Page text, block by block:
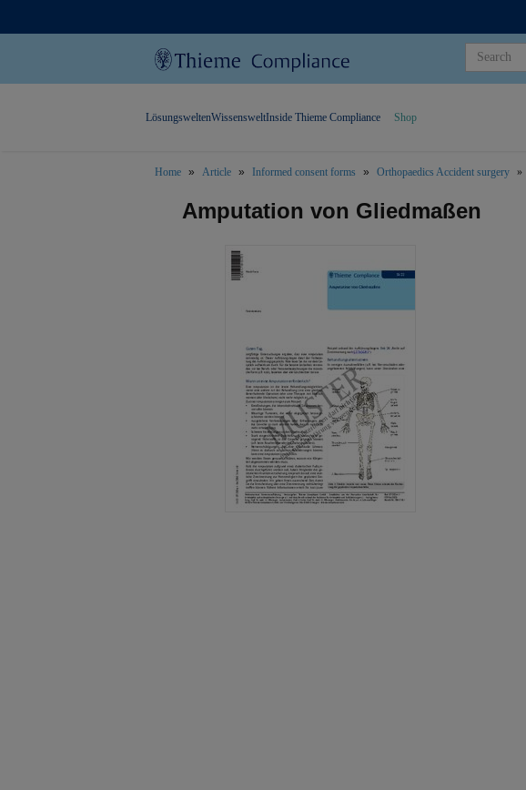
LösungsweltenWissensweltInside Thieme Compliance Shop
Home Article Informed consent forms Orthopaedics Accident surgery
Amputation von Gliedmaßen